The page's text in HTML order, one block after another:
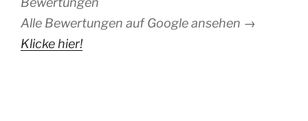
Alle Bewertungen auf Google ansehen →
Klicke hier!